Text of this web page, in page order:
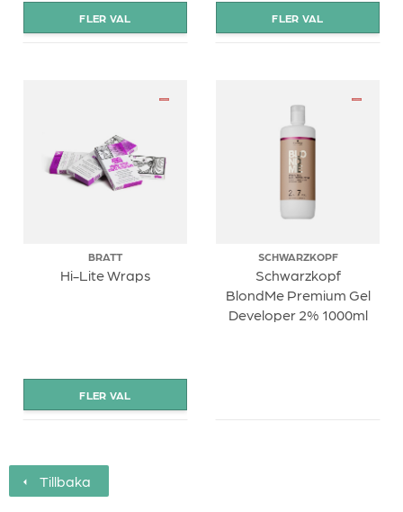
BRATT
Hi-Lite Wraps
SCHWARZKOPF
Schwarzkopf
BlondMe Premium Gel
Developer 2% 1000ml
Tillbaka